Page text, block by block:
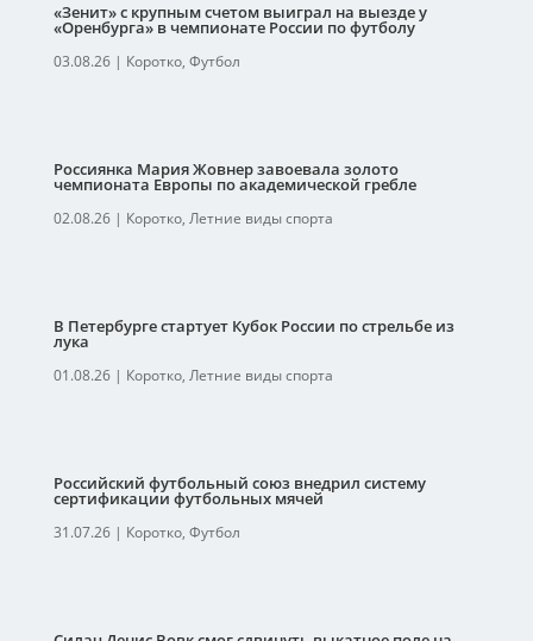
«Зенит» с крупным счетом выиграл на выезде у
«Оренбурга» в чемпионате России по футболу
03.08.26| Коротко, Футбол
Россиянка Мария Жовнер завоевала золото
чемпионата Европы по академической гребле
02.08.26| Коротко, Летние виды спорта
В Петербурге стартует Кубок России по стрельбе из
лука
01.08.26| Коротко, Летние виды спорта
Российский футбольный союз внедрил систему
сертификации футбольных мячей
31.07.26| Коротко, Футбол